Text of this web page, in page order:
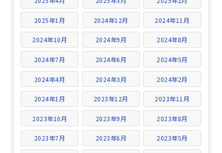
2025年1月 2024年12月 2024年11月
2024年10月 2024年9月 2024年8月
2024年7月 2024年6月 2024年5月
2024年4月 2024年3月 2024年2月
2024年1月 2023年12月 2023年11月
2023年10月 2023年9月 2023年8月
2023年7月 2023年6月 2023年5月